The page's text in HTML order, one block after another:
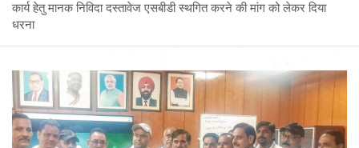
कार्य हेतु मानक निविदा दस्तावेज एसबीडी स्थगित करने की मांग को लेकर दिया
धरना